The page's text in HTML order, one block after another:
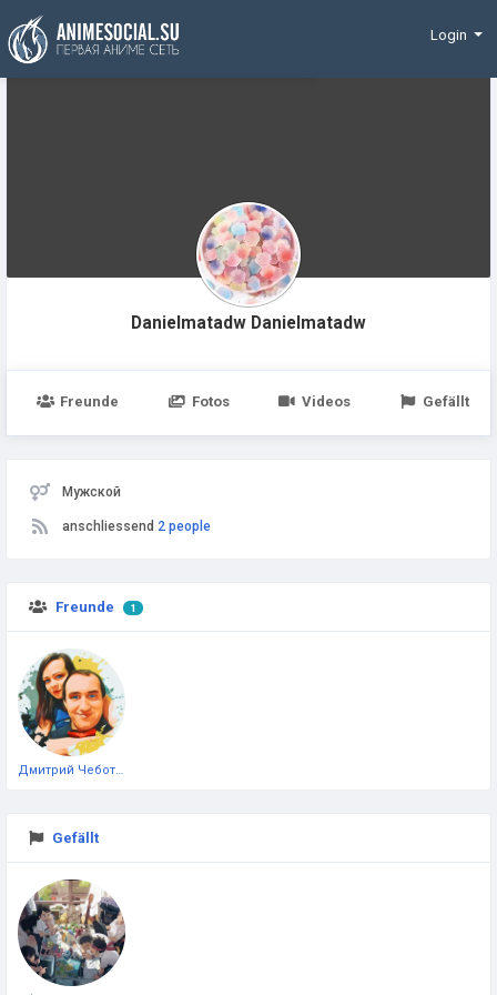
Finanzierung
Login
Danielmatadw Danielmatadw
Freunde Fotos Videos Gefällt
Мужской
anschliessend 2 people
Freunde 1
Gefällt